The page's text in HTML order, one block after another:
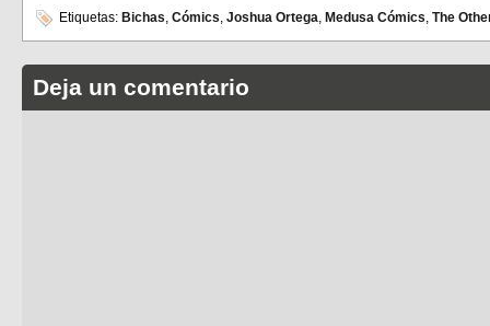
Etiquetas: Bichas, Cómics, Joshua Ortega, Medusa Cómics, The
Deja un comentario